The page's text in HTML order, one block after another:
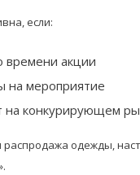
если:
времени акции
на мероприятие
на конкурирующем
распродажа одежды,